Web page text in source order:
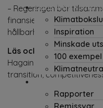
Lönsamt
Inspiration
Minskade
100
Påverkan
Rapporter
Remissvar
– Regeringen bör
finansiera FoU för de
hållbarhetsutmaningarna. (
Läs också:
Hagainitiativets rapport
transition,